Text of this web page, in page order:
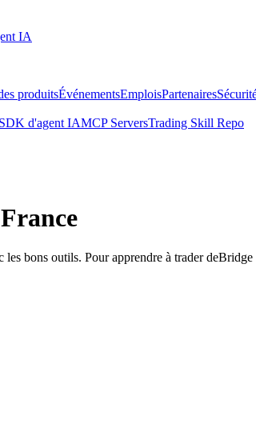
IA
produitsÉvénementsEmploisPartenaires
SDK d'agent IAMCP ServersTrading Skill Repo
bons outils. Pour apprendre à trader